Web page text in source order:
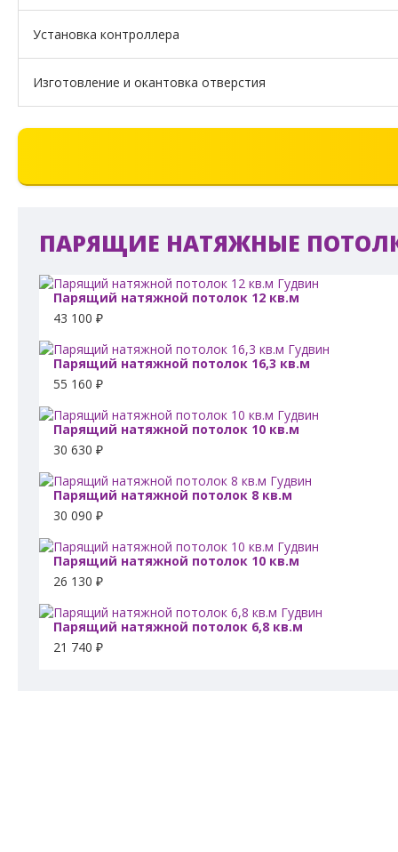
Установка контроллера
Изготовление и окантовка отверстия
ПАРЯЩИЕ НАТЯЖНЫЕ
Парящий натяжной потолок 12 кв.м
43 100 ₽
Парящий натяжной потолок 16,3 кв.м
55 160 ₽
Парящий натяжной потолок 10 кв.м
30 630 ₽
Парящий натяжной потолок 8 кв.м
30 090 ₽
Парящий натяжной потолок 10 кв.м
26 130 ₽
Парящий натяжной потолок 6,8 кв.м
21 740 ₽